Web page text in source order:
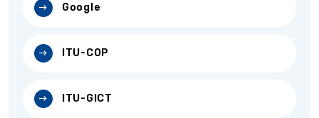
Google
ITU-COP
ITU-GICT